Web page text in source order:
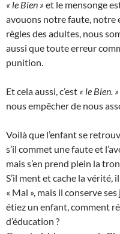
« le Bien » et le mensonge
avouons notre faute, notre
règles des adultes, nous
aussi que toute erreur
punition.
Et cela aussi, c’est « le Bien. »
nous empêcher de nous
Voilà que l’enfant se
s’il commet une faute et
mais s’en prend plein la
S’il ment et cache la
« Mal », mais il conserve
étiez un enfant, comment
d’éducation ?